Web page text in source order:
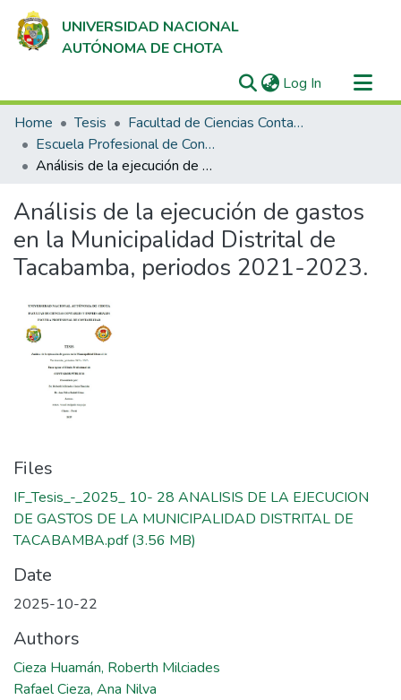
UNIVERSIDAD NACIONAL
AUTÓNOMA DE CHOTA
Log In (current)
Communities & Collections
All of DSpace
Statistics
Home Tesis
Facultad de Ciencias Contables y Empresariales
Escuela Profesional de Contabilidad
Análisis de la ejecución de gastos en la Municipalidad Distrital de Tacabamba, periodos 2021-2023.
Análisis de la ejecución de gastos
en la Municipalidad Distrital de
Tacabamba, periodos 2021-2023.
Files
IF_Tesis_-_2025_ 10- 28 ANALISIS DE LA EJECUCION
DE GASTOS DE LA MUNICIPALIDAD DISTRITAL DE
TACABAMBA.pdf(3.56 MB)
Date
2025-10-22
Authors
Cieza Huamán, Roberth Milciades
Rafael Cieza, Ana Nilva